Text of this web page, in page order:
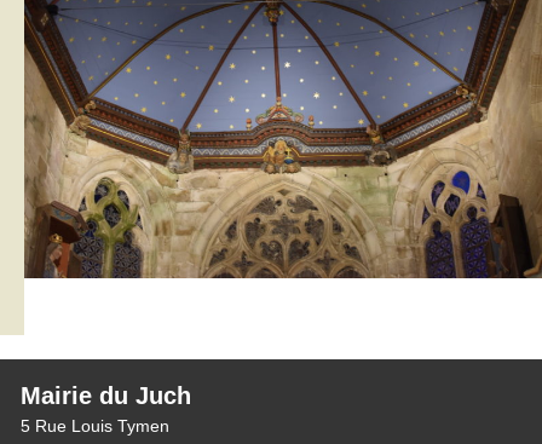
Mairie du Juch
5 Rue Louis Tymen